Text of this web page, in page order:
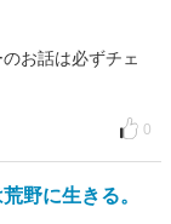
お話は必ずチェ
0
野に生きる。